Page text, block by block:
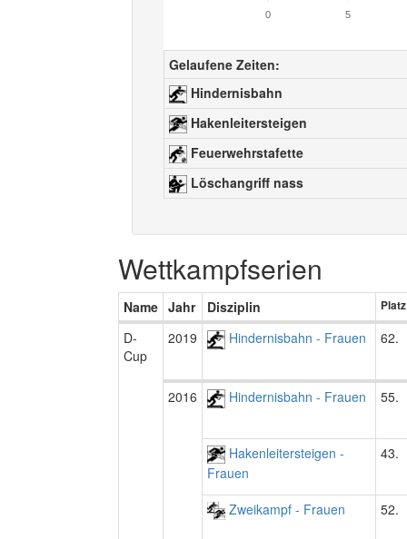
0
5
Gelaufene Zeiten:
Hindernisbahn
Hakenleitersteigen
Feuerwehrstafette
Löschangriff nass
Wettkampfserien
Name Jahr Disziplin Platz
D-
Cup
2019 Hindernisbahn - Frauen 62.
2016 Hindernisbahn - Frauen 55.
Hakenleitersteigen -
Frauen
43.
Zweikampf - Frauen 52.